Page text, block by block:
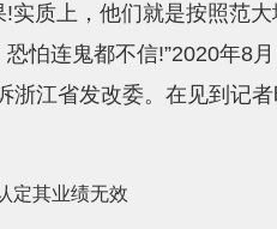
质上，他们就是按照范大
怕连鬼都不信!”2020年8
浙江省发改委。在见到记
定其业绩无效